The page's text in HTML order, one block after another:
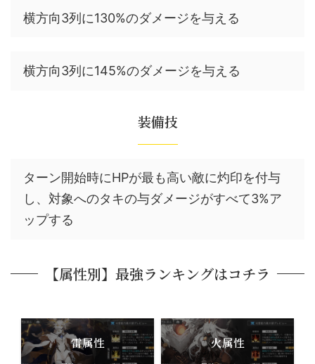
横方向3列に130%のダメージを与える
横方向3列に145%のダメージを与える
装備技
ターン開始時にHPが最も高い敵に灼印を付与
し、対象へのタキの与ダメージがすべて3%ア
ップする
【属性別】最強ランキングはコチラ
雷属性 火属性